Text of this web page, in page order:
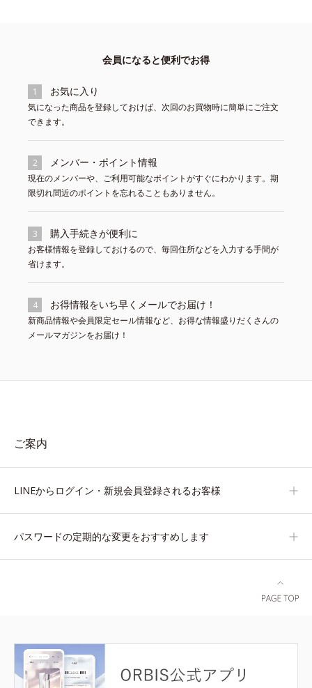
会員になると便利でお得
1 お気に入り
気になった商品を登録しておけば、次回のお買物時に簡単にご注文
できます。
2 メンバー・ポイント情報
現在のメンバーや、ご利用可能なポイントがすぐにわかります。期
限切れ間近のポイントを忘れることもありません。
3 購入手続きが便利に
お客様情報を登録しておけるので、毎回住所などを入力する手間が
省けます。
4 お得情報をいち早くメールでお届け！
新商品情報や会員限定セール情報など、お得な情報盛りだくさんの
メールマガジンをお届け！
ご案内
LINEからログイン・新規会員登録されるお客様
パスワードの定期的な変更をおすすめします